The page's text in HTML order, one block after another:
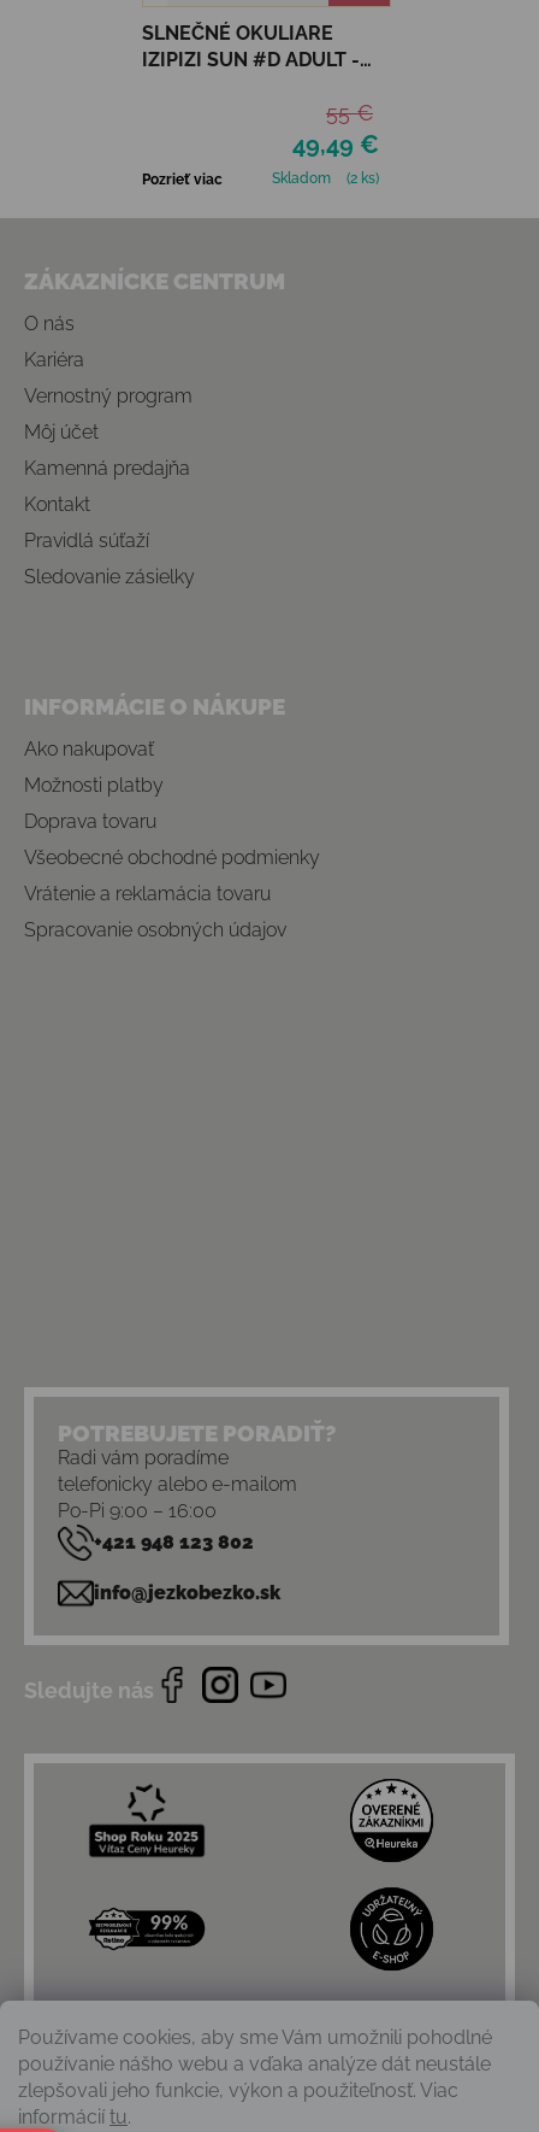
Používame cookies, aby sme Vám umožnili pohodlné
používanie nášho webu a vďaka analýze dát neustále
zlepšovali jeho funkcie, výkon a použiteľnosť. Viac
informácií tu.
SLNEČNÉ OKULIARE
IZIPIZI SUN #D ADULT -
49,49 €
55 €
Pozrieť viac Skladom (2 ks)
ZÁKAZNÍCKE CENTRUM
O nás
Kariéra
Vernostný program
Môj účet
Kamenná predajňa
Kontakt
Pravidlá súťaží
Sledovanie zásielky
INFORMÁCIE O NÁKUPE
Ako nakupovať
Možnosti platby
Doprava tovaru
Všeobecné obchodné podmienky
Vrátenie a reklamácia tovaru
Spracovanie osobných údajov
POTREBUJETE PORADIŤ?
Radi vám poradíme
telefonicky alebo e-mailom
Po-Pi 9:00 – 16:00
+421 948 123 802
info@jezkobezko.sk
Sledujte nás